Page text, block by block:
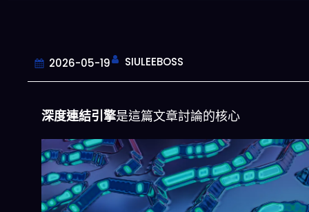
2026-05-19 SIULEEBOSS
深度連結引擎是這篇文章討論的核心